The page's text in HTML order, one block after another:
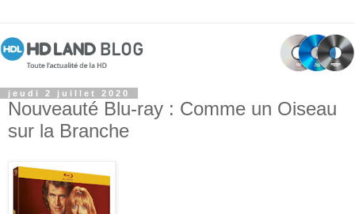
jeudi 2 juillet 2020
Nouveauté Blu-ray : Comme un Oiseau
sur la Branche